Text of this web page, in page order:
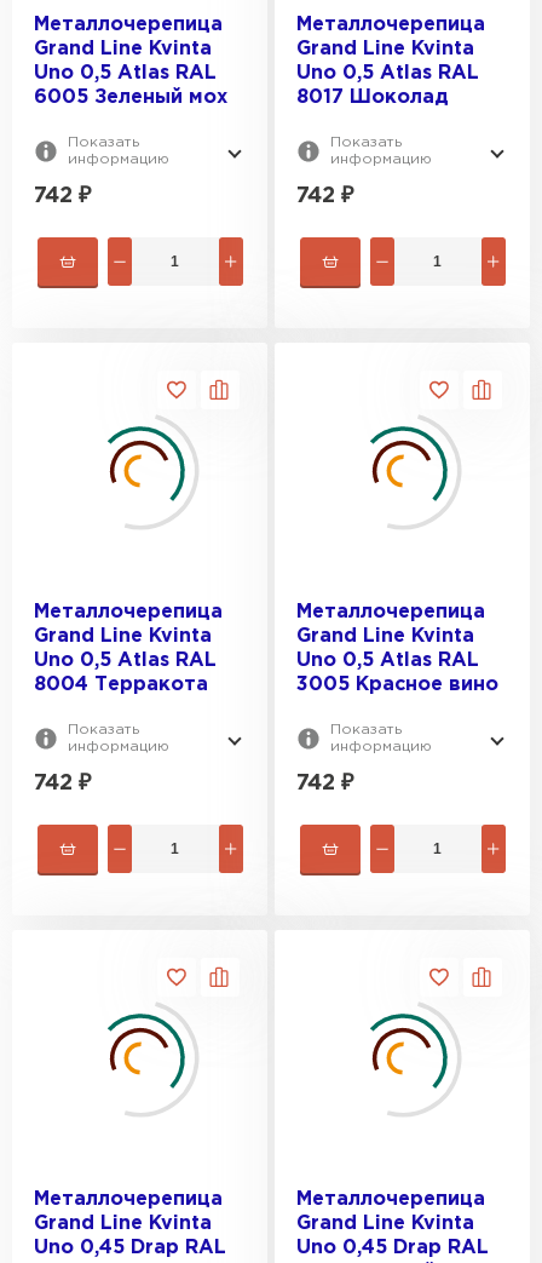
Металлочерепица
Grand Line Kvinta
Uno 0,5 Atlas RAL
6005 Зеленый мох
Показать
информацию
742 ₽
Металлочерепица
Grand Line Kvinta
Uno 0,5 Atlas RAL
8017 Шоколад
Показать
информацию
742 ₽
Металлочерепица
Grand Line Kvinta
Uno 0,5 Atlas RAL
8004 Терракота
Показать
информацию
742 ₽
Металлочерепица
Grand Line Kvinta
Uno 0,5 Atlas RAL
3005 Красное вино
Показать
информацию
742 ₽
Металлочерепица
Grand Line Kvinta
Uno 0,45 Drap RAL
Металлочерепица
Grand Line Kvinta
Uno 0,45 Drap RAL